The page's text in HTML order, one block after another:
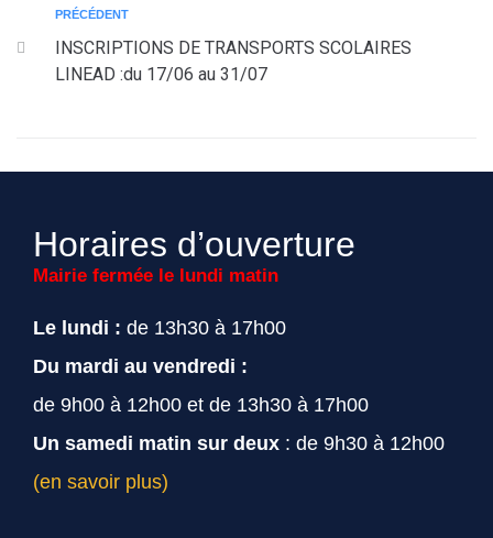
PRÉCÉDENT
INSCRIPTIONS DE TRANSPORTS SCOLAIRES
LINEAD :du 17/06 au 31/07
Horaires d’ouverture
Mairie fermée le lundi matin
Le lundi : de 13h30 à 17h00
Du mardi au vendredi :
de 9h00 à 12h00 et de 13h30 à 17h00
Un samedi matin sur deux : de 9h30 à 12h00
(en savoir plus)